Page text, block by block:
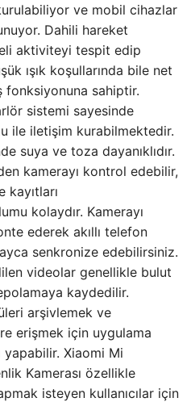
ve mobil cihazlar
Dahili hareket
aktiviteyi tespit edip
ışık koşullarında bile net
sahiptir.
sistemi sayesinde
ile iletişim kurabilmektedir.
suya ve toza dayanıklıdır.
kamerayı kontrol edebilir,
kayıtları
kolaydır. Kamerayı
ederek akıllı telefon
senkronize edebilirsiniz.
videolar genellikle bulut
kaydedilir.
arşivlemek ve
erişmek için uygulama
yapabilir. Xiaomi Mi
Kamerası özellikle
isteyen kullanıcılar için